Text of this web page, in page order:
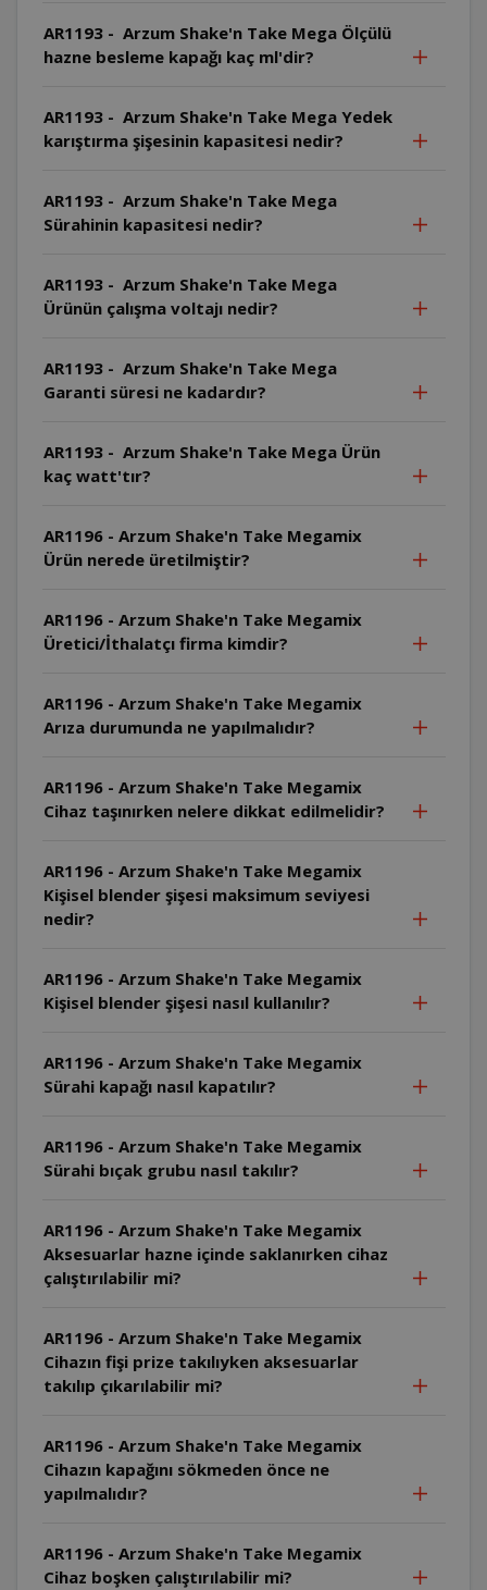
AR1193 - Arzum Shake'n Take Mega Ölçülü
hazne besleme kapağı kaç ml'dir?
AR1193 - Arzum Shake'n Take Mega Yedek
karıştırma şişesinin kapasitesi nedir?
AR1193 - Arzum Shake'n Take Mega
Sürahinin kapasitesi nedir?
AR1193 - Arzum Shake'n Take Mega
Ürünün çalışma voltajı nedir?
AR1193 - Arzum Shake'n Take Mega
Garanti süresi ne kadardır?
AR1193 - Arzum Shake'n Take Mega Ürün
kaç watt'tır?
AR1196 - Arzum Shake'n Take Megamix
Ürün nerede üretilmiştir?
AR1196 - Arzum Shake'n Take Megamix
Üretici/İthalatçı firma kimdir?
AR1196 - Arzum Shake'n Take Megamix
Arıza durumunda ne yapılmalıdır?
AR1196 - Arzum Shake'n Take Megamix
Cihaz taşınırken nelere dikkat edilmelidir?
AR1196 - Arzum Shake'n Take Megamix
Kişisel blender şişesi maksimum seviyesi
nedir?
AR1196 - Arzum Shake'n Take Megamix
Kişisel blender şişesi nasıl kullanılır?
AR1196 - Arzum Shake'n Take Megamix
Sürahi kapağı nasıl kapatılır?
AR1196 - Arzum Shake'n Take Megamix
Sürahi bıçak grubu nasıl takılır?
AR1196 - Arzum Shake'n Take Megamix
Aksesuarlar hazne içinde saklanırken cihaz
çalıştırılabilir mi?
AR1196 - Arzum Shake'n Take Megamix
Cihazın fişi prize takılıyken aksesuarlar
takılıp çıkarılabilir mi?
AR1196 - Arzum Shake'n Take Megamix
Cihazın kapağını sökmeden önce ne
yapılmalıdır?
AR1196 - Arzum Shake'n Take Megamix
Cihaz boşken çalıştırılabilir mi?